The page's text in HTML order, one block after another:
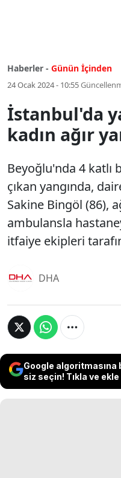
Haberler - Günün İçinden
24 Ocak 2024 - 10:55
İstanbul'da
kadın ağır
Beyoğlu'nda 4 katlı
çıkan yangında,
Sakine Bingöl (86),
ambulansla
itfaiye ekipleri
DHA
Google algoritmasına
siz seçin! Tıkla ve ekle